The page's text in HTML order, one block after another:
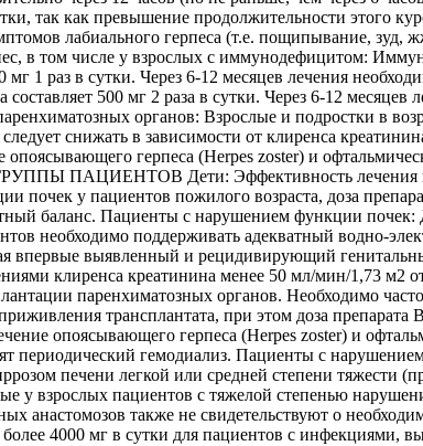
так как превышение продолжительности этого
лабиального герпеса (т.е. пощипывание, зуд,
в том числе у взрослых с иммунодефицитом:
1 раз в сутки. Через 6-12 месяцев лечения
500 мг 2 раза в сутки. Через 6-12 месяцев
органов: Взрослые и подростки в
снижать в зависимости от клиренса
герпеса (Herpes zoster) и
ПАЦИЕНТОВ Дети: Эффективность лечения
у пациентов пожилого возраста, доза
баланс. Пациенты с нарушением функции почек:
необходимо поддерживать адекватный водно-
выявленный и рецидивирующий
клиренса креатинина менее 50 мл/мин/1,73 м2
паренхиматозных органов. Необходимо
трансплантата, при этом доза препарата
опоясывающего герпеса (Herpes zoster) и
периодический гемодиализ. Пациенты с
печени легкой или средней степени тяжести
у взрослых пациентов с тяжелой степенью
анастомозов также не свидетельствуют о
4000 мг в сутки для пациентов с